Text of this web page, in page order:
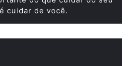
cuidar de você.